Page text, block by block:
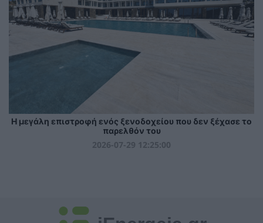
Η μεγάλη επιστροφή ενός ξενοδοχείου που δεν ξέχασε το
παρελθόν του
2026-07-29 12:25:00